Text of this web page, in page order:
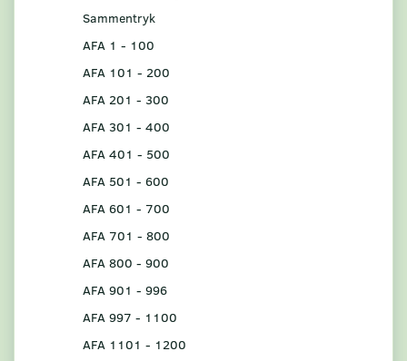
Sammentryk
AFA 1 - 100
AFA 101 - 200
AFA 201 - 300
AFA 301 - 400
AFA 401 - 500
AFA 501 - 600
AFA 601 - 700
AFA 701 - 800
AFA 800 - 900
AFA 901 - 996
AFA 997 - 1100
AFA 1101 - 1200